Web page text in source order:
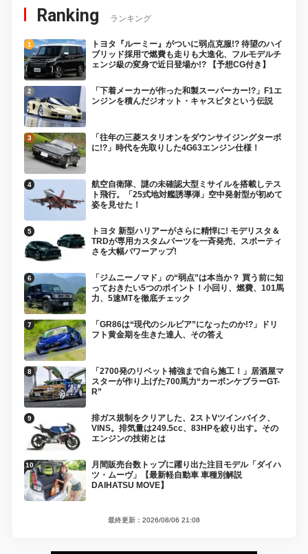
Ranking ランキング
トヨタ『ルーミー』がついに弱点克服!? 待望のハイ
ブリッド採用で燃費も走りも大進化、フルモデルチ
ェンジ級の変身で近日登場か!? 【予想CG付き】
「下着メーカーが作った和製スーパーカー!?」F1エ
ンジンを積んだジオット・キャスピタという伝説
「往年の三菱スタリオンをダウンサイジングターボ
に!?」時代を先取りした4G63エンジン仕様！
航空自衛隊、謎の未確認大型ミサイルを搭載しテス
ト飛行。「25式地対艦誘導弾」空中発射型が初めて
姿を見せた！
トヨタ 新型ハリアーがさらに精悍に! モデリスタ＆
TRDが専用カスタムパーツを一斉発売、スポーティ
さを大幅パワーアップ!
「ジムニーノマド」の“弱点”は本当か？ 買う前に知
っておきたい5つのポイント！小回り、燃費、101馬
力、5速MTを徹底チェック
「GR86は“現代のシルビア”になったのか!?」ドリ
フト黄金期を生きた達人、その答え
「2700発のリベット補強まで自ら施工！」居酒屋マ
スターが作り上げた700馬力“カーボンケブラーGT-
R”
排ガス規制をクリアした、2ストVツインバイク、
VINS。排気量は249.5cc、83HPを絞り出す。その
エンジンの技術とは
月間販売台数トップに躍り出た注目モデル「ダイハ
ツ・ムーヴ」【最新軽自動車 車種別解説
DAIHATSU MOVE】
最終更新：2026/08/06 21:08